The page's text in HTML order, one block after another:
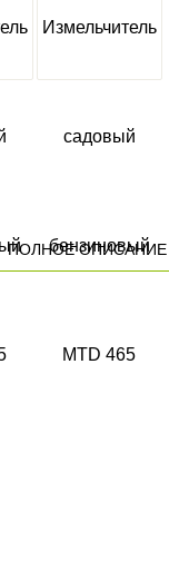
ПОЛНОЕ ОПИСАНИЕ